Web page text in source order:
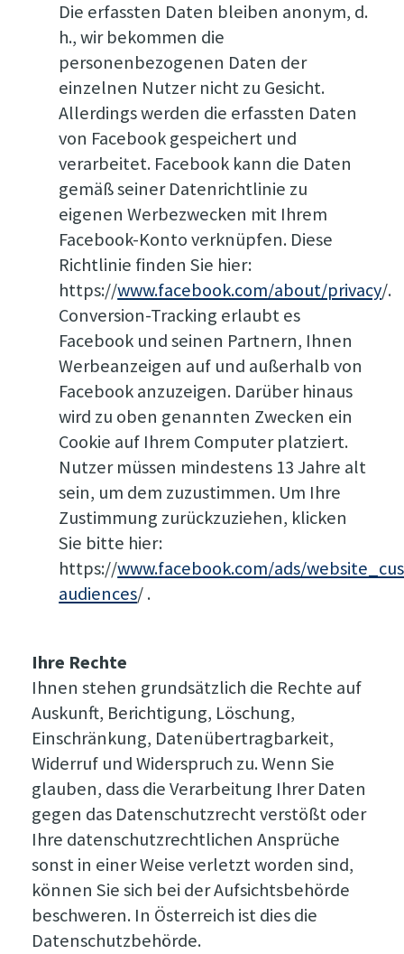
Die erfassten Daten bleiben anonym, d.
h., wir bekommen die
personenbezogenen Daten der
einzelnen Nutzer nicht zu Gesicht.
Allerdings werden die erfassten Daten
von Facebook gespeichert und
verarbeitet. Facebook kann die Daten
gemäß seiner Datenrichtlinie zu
eigenen Werbezwecken mit Ihrem
Facebook-Konto verknüpfen. Diese
Richtlinie finden Sie hier:
https://www.facebook.com/about/privacy/.
Conversion-Tracking erlaubt es
Facebook und seinen Partnern, Ihnen
Werbeanzeigen auf und außerhalb von
Facebook anzuzeigen. Darüber hinaus
wird zu oben genannten Zwecken ein
Cookie auf Ihrem Computer platziert.
Nutzer müssen mindestens 13 Jahre alt
sein, um dem zuzustimmen. Um Ihre
Zustimmung zurückzuziehen, klicken
Sie bitte hier:
https://www.facebook.com/ads/
audiences/ .
Ihre Rechte
Ihnen stehen grundsätzlich die Rechte auf
Auskunft, Berichtigung, Löschung,
Einschränkung, Datenübertragbarkeit,
Widerruf und Widerspruch zu. Wenn Sie
glauben, dass die Verarbeitung Ihrer Daten
gegen das Datenschutzrecht verstößt oder
Ihre datenschutzrechtlichen Ansprüche
sonst in einer Weise verletzt worden sind,
können Sie sich bei der Aufsichtsbehörde
beschweren. In Österreich ist dies die
Datenschutzbehörde.